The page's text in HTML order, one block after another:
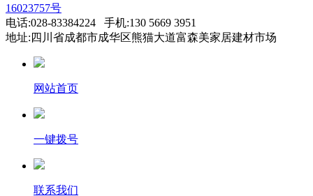
16023757号
电话:028-83384224 手机:130 5669 3951
地址:四川省成都市成华区熊猫大道富森美家居建材市场
网站首页
一键拨号
联系我们